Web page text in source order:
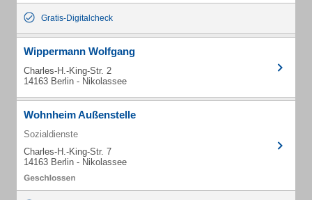
Gratis-Digitalcheck
Wippermann Wolfgang
Charles-H.-King-Str. 2
14163 Berlin - Nikolassee
Wohnheim Außenstelle
Sozialdienste
Charles-H.-King-Str. 7
14163 Berlin - Nikolassee